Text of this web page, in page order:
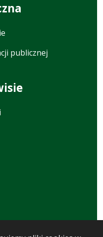
publicznej